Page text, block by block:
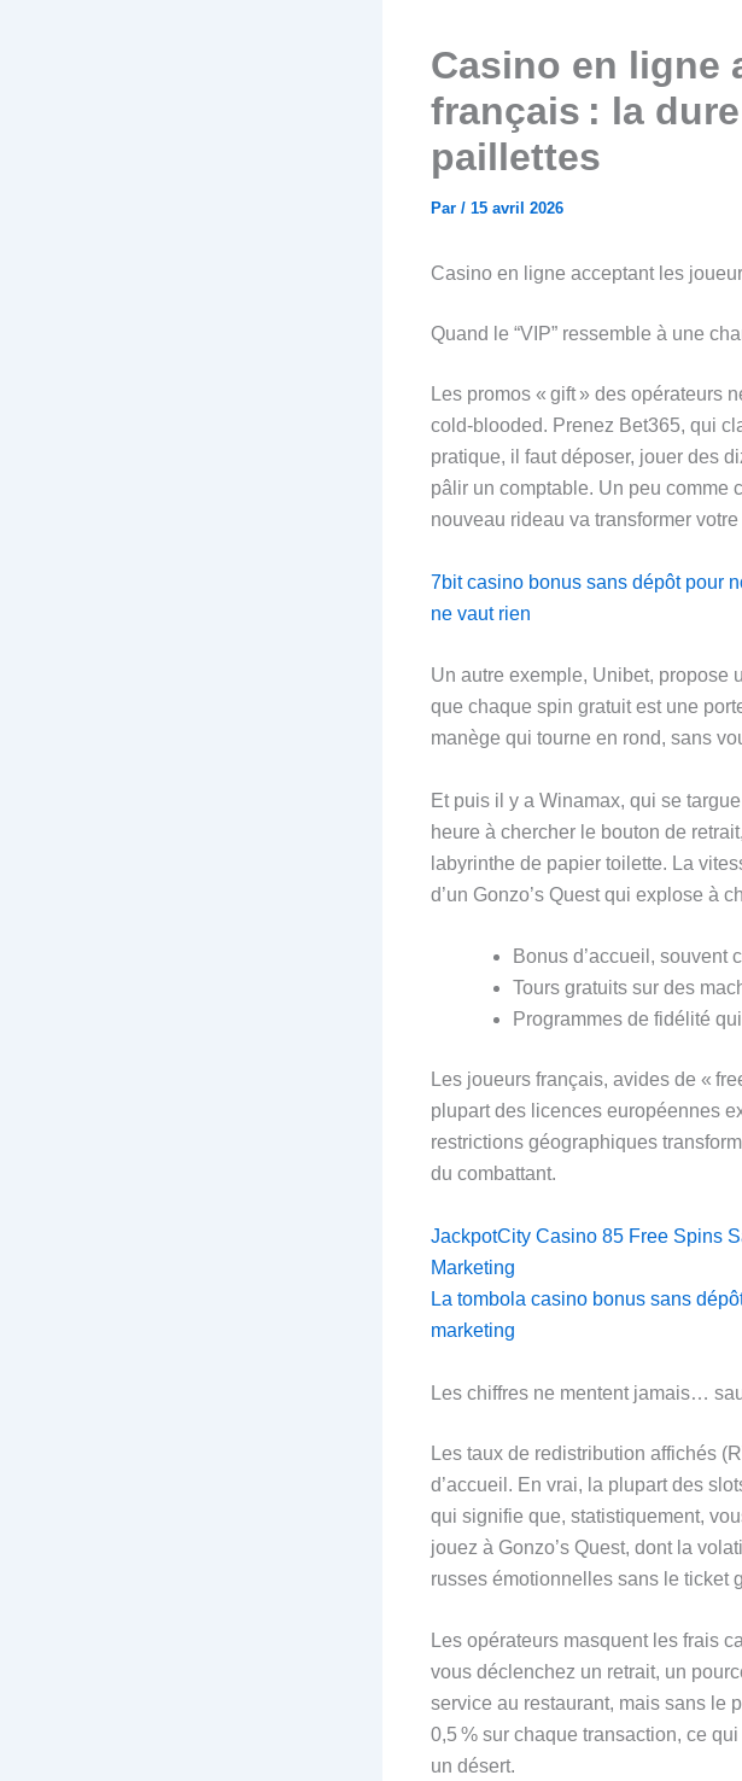
Casino en ligne
français : la
paillettes
Par / 15 avril 2026
Casino en ligne acceptant les
Quand le “VIP” ressemble à une
Les promos « gift » des opérateurs
cold‑blooded. Prenez Bet365, qui
pratique, il faut déposer, jouer des
pâlir un comptable. Un peu comme
nouveau rideau va transformer
7bit casino bonus sans dépôt pour
ne vaut rien
Un autre exemple, Unibet, propose
que chaque spin gratuit est une
manège qui tourne en rond, sans
Et puis il y a Winamax, qui se
heure à chercher le bouton de
labyrinthe de papier toilette. La
d’un Gonzo’s Quest qui explose à
Bonus d’accueil, souvent
Tours gratuits sur des
Programmes de fidélité
Les joueurs français, avides de «
plupart des licences européennes
restrictions géographiques
du combattant.
JackpotCity Casino 85 Free Spins
Marketing
La tombola casino bonus sans
marketing
Les chiffres ne mentent jamais…
Les taux de redistribution affichés
d’accueil. En vrai, la plupart des
qui signifie que, statistiquement,
jouez à Gonzo’s Quest, dont la
russes émotionnelles sans le ticket
Les opérateurs masquent les frais
vous déclenchez un retrait, un
service au restaurant, mais sans le
0,5 % sur chaque transaction, ce
un désert.